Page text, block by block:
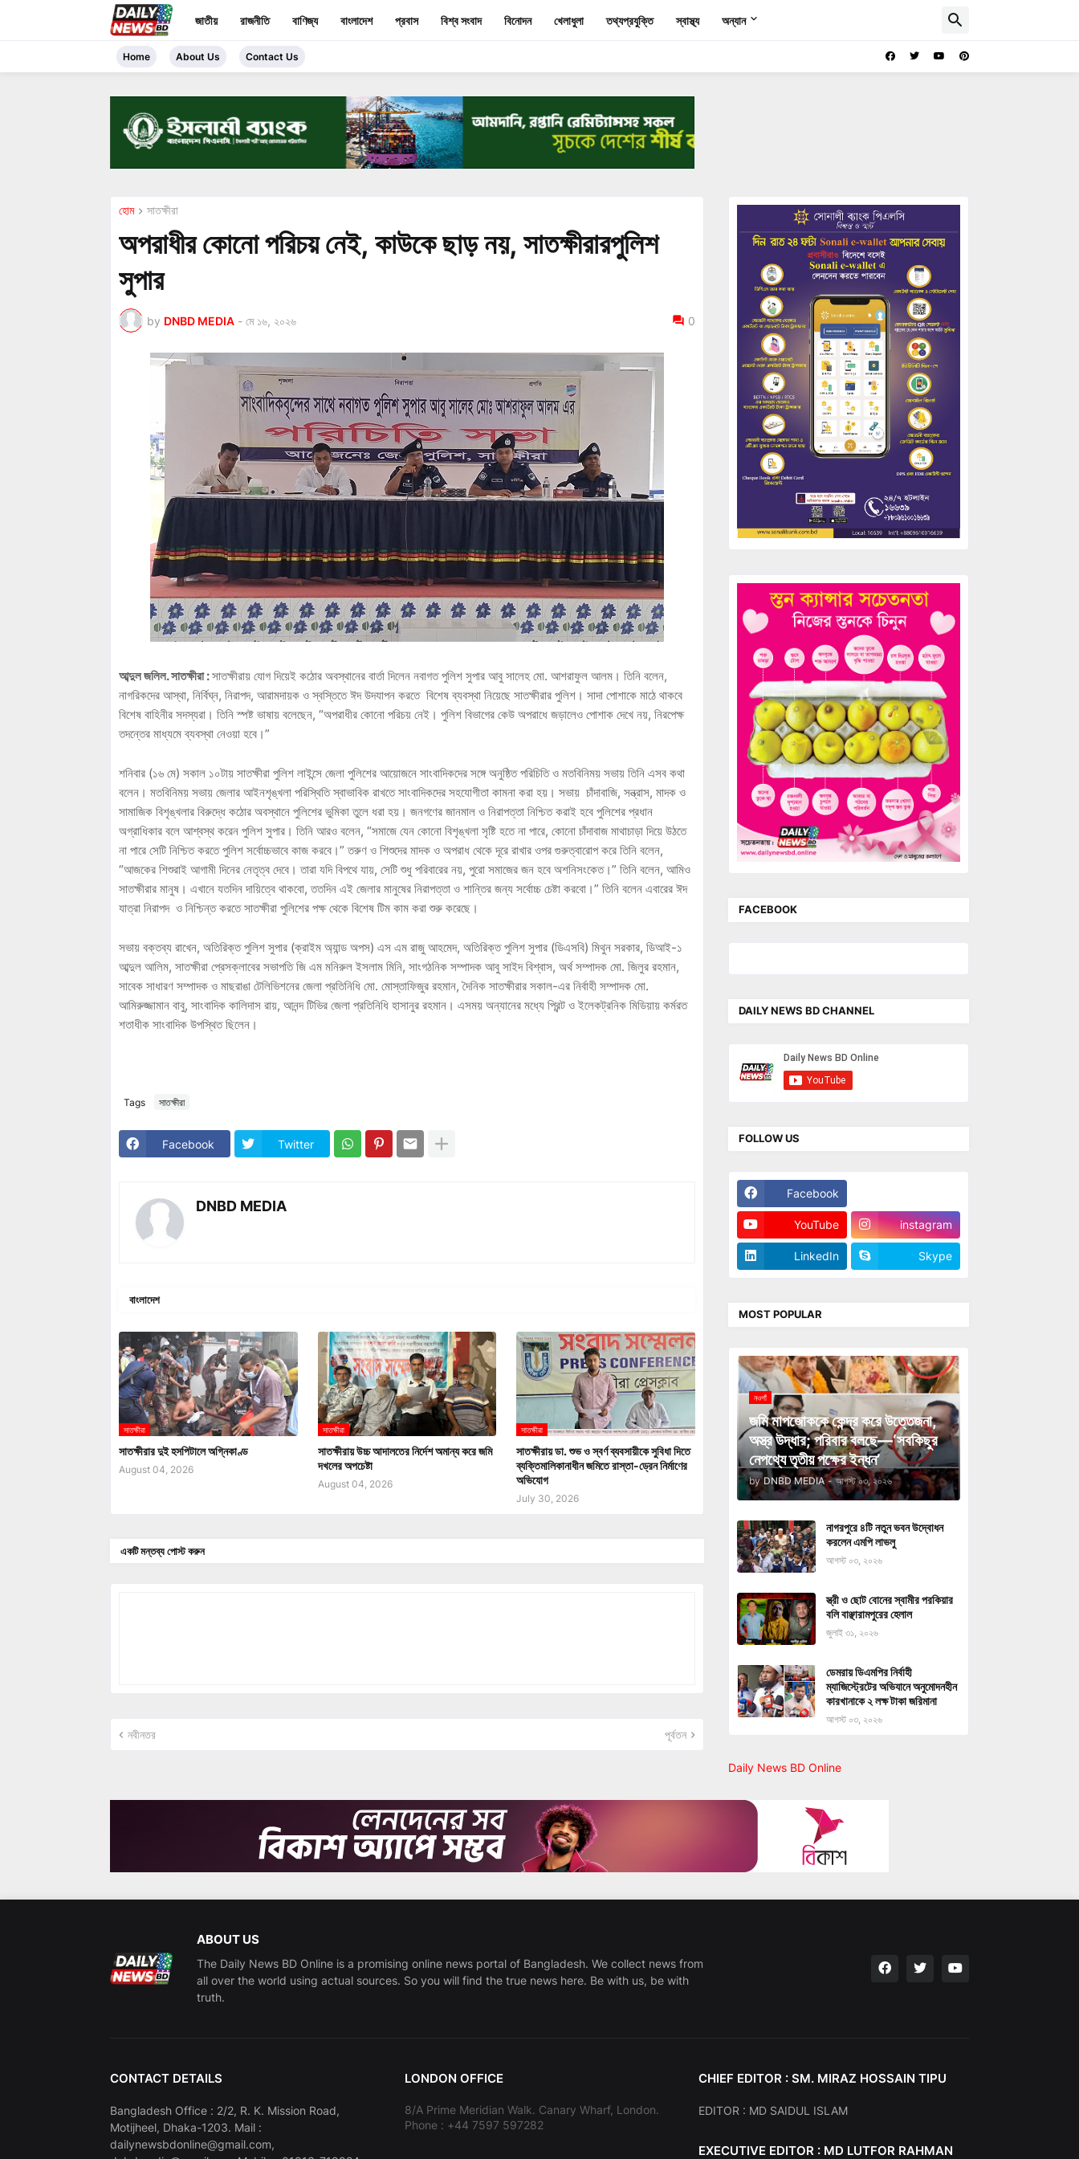
জাতীয় রাজনীতি বাণিজ্য বাংলাদেশ প্রবাস বিশ্ব সংবাদ বিনোদন খেলাধুলা তথ্যপ্রযুক্তি স্বাস্থ্য অন্যান
Home About Us Contact Us
হোম সাতক্ষীরা
অপরাধীর কোনো পরিচয় নেই, কাউকে ছাড় নয়, সাতক্ষীরারপুলিশ
সুপার
by DNBD MEDIA - মে ১৬, ২০২৬ 0
আব্দুল জলিল. সাতক্ষীরা :সাতক্ষীরায় যোগ দিয়েই কঠোর অবস্থানের বার্তা দিলেন নবাগত পুলিশ সুপার আবু সালেহ মো. আশরাফুল আলম। তিনি বলেন,
নাগরিকদের আস্থা, নির্বিঘ্ন, নিরাপদ, আরামদায়ক ও স্বস্তিতে ঈদ উদযাপন করতে বিশেষ ব্যবস্থা নিয়েছে সাতক্ষীরার পুলিশ। সাদা পোশাকে মাঠে থাকবে
বিশেষ বাহিনীর সদস্যরা। তিনি স্পষ্ট ভাষায় বলেছেন, “অপরাধীর কোনো পরিচয় নেই। পুলিশ বিভাগের কেউ অপরাধে জড়ালেও পোশাক দেখে নয়, নিরপেক্ষ
তদন্তের মাধ্যমে ব্যবস্থা নেওয়া হবে।”
শনিবার (১৬ মে) সকাল ১০টায় সাতক্ষীরা পুলিশ লাইন্সে জেলা পুলিশের আয়োজনে সাংবাদিকদের সঙ্গে অনুষ্ঠিত পরিচিতি ও মতবিনিময় সভায় তিনি এসব কথা
বলেন। মতবিনিময় সভায় জেলার আইনশৃঙ্খলা পরিস্থিতি স্বাভাবিক রাখতে সাংবাদিকদের সহযোগীতা কামনা করা হয়। সভায় চাঁদাবাজি, সন্ত্রাস, মাদক ও
সামাজিক বিশৃঙ্খলার বিরুদ্ধে কঠোর অবস্থানে পুলিশের ভুমিকা তুলে ধরা হয়। জনগণের জানমাল ও নিরাপত্তা নিশ্চিত করাই হবে পুলিশের প্রধান
অগ্রাধিকার বলে আশ্বস্থ করেন পুলিশ সুপার। তিনি আরও বলেন, “সমাজে যেন কোনো বিশৃঙ্খলা সৃষ্টি হতে না পারে, কোনো চাঁদাবাজ মাথাচাড়া দিয়ে উঠতে
না পারে সেটি নিশ্চিত করতে পুলিশ সর্বোচ্চভাবে কাজ করবে।” তরুণ ও শিশুদের মাদক ও অপরাধ থেকে দূরে রাখার ওপর গুরুত্বারোপ করে তিনি বলেন,
“আজকের শিশুরাই আগামী দিনের নেতৃত্ব দেবে। তারা যদি বিপথে যায়, সেটি শুধু পরিবারের নয়, পুরো সমাজের জন হবে অশনিসংকেত।” তিনি বলেন, আমিও
সাতক্ষীরার মানুষ। এখানে যতদিন দায়িত্বে থাকবো, ততদিন এই জেলার মানুষের নিরাপত্তা ও শান্তির জন্য সর্বোচ্চ চেষ্টা করবো।” তিনি বলেন এবারের ঈদ
যাত্রা নিরাপদ ও নিশ্চিন্ত করতে সাতক্ষীরা পুলিশের পক্ষ থেকে বিশেষ টিম কাম করা শুরু করেছে।
সভায় বক্তব্য রাখেন, অতিরিক্ত পুলিশ সুপার (ক্রাইম অ্যান্ড অপস) এস এম রাজু আহমেদ, অতিরিক্ত পুলিশ সুপার (ডিএসবি) মিথুন সরকার, ডিআই-১
আব্দুল আলিম, সাতক্ষীরা প্রেসক্লাবের সভাপতি জি এম মনিরুল ইসলাম মিনি, সাংগঠনিক সম্পাদক আবু সাইদ বিশ্বাস, অর্থ সম্পাদক মো. জিলুর রহমান,
সাবেক সাধারণ সম্পাদক ও মাছরাঙা টেলিভিশনের জেলা প্রতিনিধি মো. মোস্তাফিজুর রহমান, দৈনিক সাতক্ষীরার সকাল-এর নির্বাহী সম্পাদক মো.
আমিরুজ্জামান বাবু, সাংবাদিক কালিদাস রায়, আনন্দ টিভির জেলা প্রতিনিধি হাসানুর রহমান। এসময় অন্যানের মধ্যে প্রিন্ট ও ইলেকট্রনিক মিডিয়ায় কর্মরত
শতাধীক সাংবাদিক উপস্থিত ছিলেন।
Tags সাতক্ষীরা
Facebook Twitter
DNBD MEDIA
বাংলাদেশ
সাতক্ষীরা
সাতক্ষীরার দুই হসপিটালে অগ্নিকাণ্ড
August 04, 2026
সাতক্ষীরা
সাতক্ষীরায় উচ্চ আদালতের নির্দেশ অমান্য করে জমি
দখলের অপচেষ্টা
August 04, 2026
সাতক্ষীরা
সাতক্ষীরায় ডা. শুভ ও স্বর্ণ ব্যবসায়ীকে সুবিধা দিতে
ব্যক্তিমালিকানাধীন জমিতে রাস্তা-ড্রেন নির্মাণের
অভিযোগ
July 30, 2026
একটি মন্তব্য পোস্ট করুন
নবীনতর পূর্বতন
FACEBOOK
DAILY NEWS BD CHANNEL
FOLLOW US
Facebook
YouTube instagram
LinkedIn Skype
MOST POPULAR
নওগাঁ
জমি মাপজোককে কেন্দ্র করে উত্তেজনা,
অস্ত্র উদ্ধার; পরিবার বলছে—‘সবকিছুর
নেপথ্যে তৃতীয় পক্ষের ইন্ধন’
by DNBD MEDIA - আগস্ট ০৩, ২০২৬
নাগরপুরে ৪টি নতুন ভবন উদ্বোধন
করলেন এমপি লাভলু
আগস্ট ০৩, ২০২৬
স্ত্রী ও ছোট বোনের স্বামীর পরকিয়ার
বলি বাঞ্ছারামপুরের হেলাল
জুলাই ৩১, ২০২৬
ডেমরায় ডিএমপির নির্বাহী
ম্যাজিস্ট্রেটের অভিযানে অনুমোদনহীন
কারখানাকে ২ লক্ষ টাকা জরিমানা
আগস্ট ০৩, ২০২৬
Daily News BD Online
ABOUT US
The Daily News BD Online is a promising online news portal of Bangladesh. We collect news from
all over the world using actual sources. So you will find the true news here. Be with us, be with
truth.
CONTACT DETAILS
Bangladesh Office : 2/2, R. K. Mission Road,
Motijheel, Dhaka-1203. Mail :
dailynewsbdonline@gmail.com,
LONDON OFFICE
8/A Prime Meridian Walk. Canary Wharf, London.
Phone : +44 7597 597282
CHIEF EDITOR : SM. MIRAZ HOSSAIN TIPU
EDITOR : MD SAIDUL ISLAM
EXECUTIVE EDITOR : MD LUTFOR RAHMAN